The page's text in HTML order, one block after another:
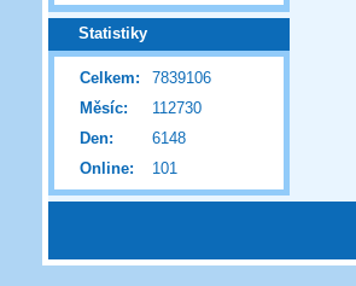
Statistiky
Online: 101
Celkem:
7839106
Měsíc:
112730
Den:
6148